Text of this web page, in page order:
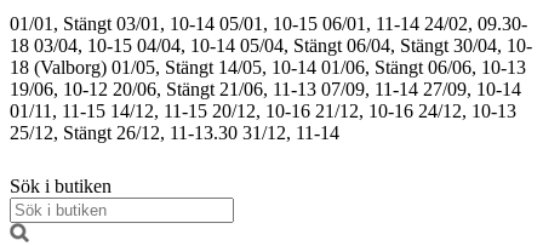
01/01, Stängt 03/01, 10-14 05/01, 10-15 06/01, 11-14 24/02, 09.30-
18 03/04, 10-15 04/04, 10-14 05/04, Stängt 06/04, Stängt 30/04, 10-
18 (Valborg) 01/05, Stängt 14/05, 10-14 01/06, Stängt 06/06, 10-13
19/06, 10-12 20/06, Stängt 21/06, 11-13 07/09, 11-14 27/09, 10-14
01/11, 11-15 14/12, 11-15 20/12, 10-16 21/12, 10-16 24/12, 10-13
25/12, Stängt 26/12, 11-13.30 31/12, 11-14
Sök i butiken